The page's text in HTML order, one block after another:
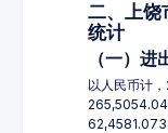
二、上饶
统计
（一）
以人民币计